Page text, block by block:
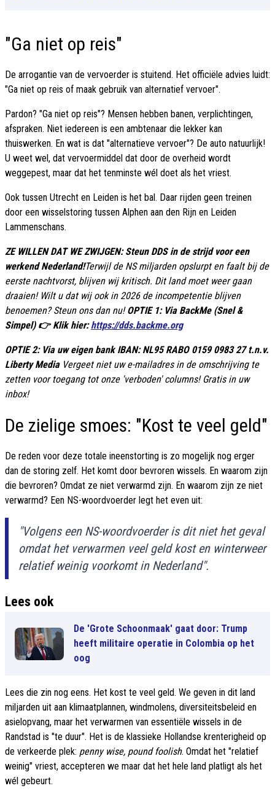
"Ga niet op reis"
De arrogantie van de vervoerder is stuitend. Het officiële advies luidt:
"Ga niet op reis of maak gebruik van alternatief vervoer".
Pardon? "Ga niet op reis"? Mensen hebben banen, verplichtingen,
afspraken. Niet iedereen is een ambtenaar die lekker kan
thuiswerken. En wat is dat "alternatieve vervoer"? De auto natuurlijk!
U weet wel, dat vervoermiddel dat door de overheid wordt
weggepest, maar dat het tenminste wél doet als het vriest.
Ook tussen Utrecht en Leiden is het bal. Daar rijden geen treinen
door een wisselstoring tussen Alphen aan den Rijn en Leiden
Lammenschans.
ZE WILLEN DAT WE ZWIJGEN: Steun DDS in de strijd voor een
werkend Nederland!Terwijl de NS miljarden opslurpt en faalt bij de
eerste nachtvorst, blijven wij kritisch. Dit land moet weer gaan
draaien! Wilt u dat wij ook in 2026 de incompetentie blijven
benoemen? Steun ons dan nu!OPTIE 1: Via BackMe (Snel &
Simpel) 👉 Klik hier:https://dds.backme.org
OPTIE 2: Via uw eigen bank IBAN: NL95 RABO 0159 0983 27 t.n.v.
Liberty MediaVergeet niet uw e-mailadres in de omschrijving te
zetten voor toegang tot onze 'verboden' columns! Gratis in uw
inbox!
De zielige smoes: "Kost te veel geld"
De reden voor deze totale ineenstorting is zo mogelijk nog erger
dan de storing zelf. Het komt door bevroren wissels. En waarom zijn
die bevroren? Omdat ze niet verwarmd zijn. En waarom zijn ze niet
verwarmd? Een NS-woordvoerder legt het even uit:
"Volgens een NS-woordvoerder is dit niet het geval
omdat het verwarmen veel geld kost en winterweer
relatief weinig voorkomt in Nederland".
Lees ook
De 'Grote Schoonmaak' gaat door: Trump
heeft militaire operatie in Colombia op het
oog
Lees die zin nog eens. Het kost te veel geld. We geven in dit land
miljarden uit aan klimaatplannen, windmolens, diversiteitsbeleid en
asielopvang, maar het verwarmen van essentiële wissels in de
Randstad is "te duur". Het is de klassieke Hollandse krenterigheid op
de verkeerde plek: penny wise, pound foolish. Omdat het "relatief
weinig" vriest, accepteren we maar dat het hele land platligt als het
wél gebeurt.